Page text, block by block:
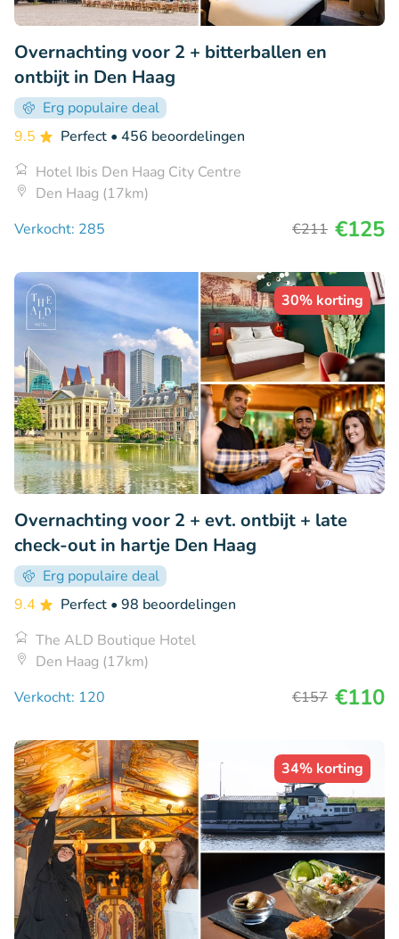
Overnachting voor 2 + bitterballen en
ontbijt in Den Haag
Erg populaire deal
9.5
Perfect • 456 beoordelingen
Hotel Ibis Den Haag City Centre
Den Haag (17km)
Verkocht: 285
€211 €125
30% korting
Overnachting voor 2 + evt. ontbijt + late
check-out in hartje Den Haag
Erg populaire deal
9.4
Perfect • 98 beoordelingen
The ALD Boutique Hotel
Den Haag (17km)
Verkocht: 120
€157 €110
34% korting